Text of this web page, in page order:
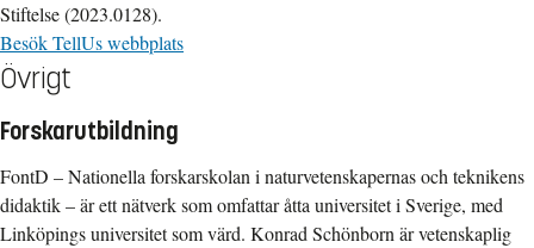
Stiftelse (2023.0128).
Besök TellUs webbplats
Övrigt
Forskarutbildning
FontD – Nationella forskarskolan i naturvetenskapernas och teknikens
didaktik – är ett nätverk som omfattar åtta universitet i Sverige, med
Linköpings universitet som värd. Konrad Schönborn är vetenskaplig